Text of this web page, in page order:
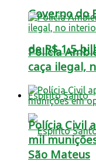
Governo do
de R$ 1,5
Espírito Santo
Polícia
caça ilegal,
Polícia Civil
mil
São Mateus